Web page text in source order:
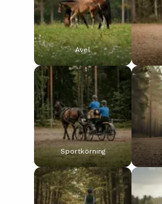
Avel
Sportkörning